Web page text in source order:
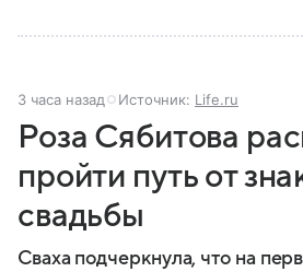
3 часа назад Источник: Life.ru
Роза Сябитова
пройти путь от
свадьбы
Сваха подчеркнула, что на